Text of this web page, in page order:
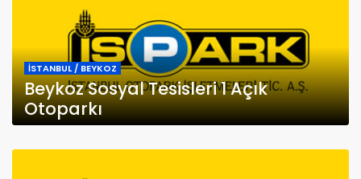
İSTANBUL / BEYKOZ
Beykoz Sosyal Tesisleri 1 Açık
Otoparkı